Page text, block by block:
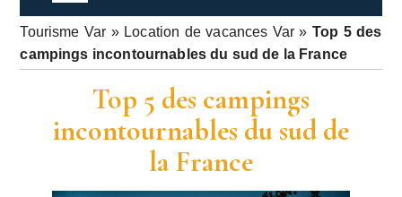
r
a
u
Tourisme Var » Location de vacances Var » Top 5 des
campings incontournables du sud de la France
Top 5 des campings
incontournables du sud de
la France